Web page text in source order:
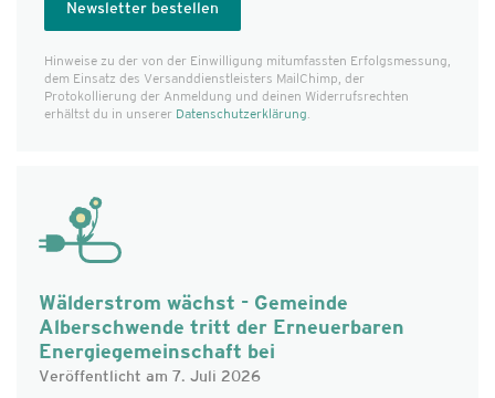
Hinweise zu der von der Einwilligung mitumfassten Erfolgs­messung,
dem Einsatz des Versanddienst­leisters MailChimp, der
Protokollierung der Anmeldung und deinen Widerrufsrechten
erhältst du in unserer Datenschutzerklärung.
Wälderstrom wächst - Gemeinde
Alberschwende tritt der Erneuerbaren
Energiegemeinschaft bei
Veröffentlicht am 7. Juli 2026